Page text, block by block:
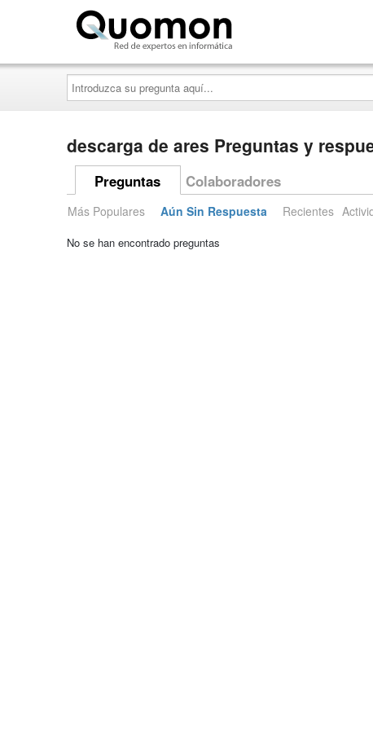
Introduzca
su
pregunta
aquí...
descarga de ares Preguntas y
Preguntas Colaboradores
Más Populares Aún Sin Respuesta Recientes
No se han encontrado preguntas